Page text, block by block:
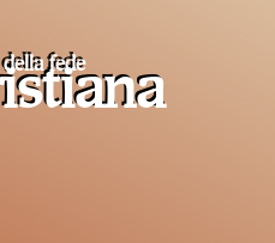
fede